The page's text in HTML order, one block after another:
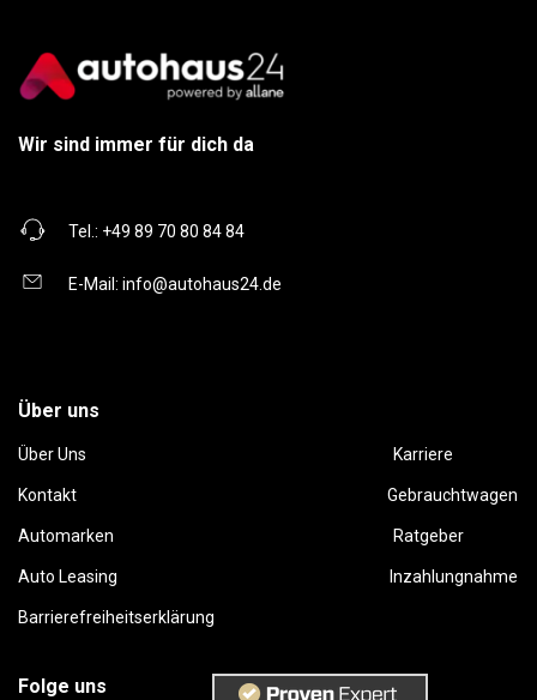
Wir sind immer für dich da
Tel.: +49 89 70 80 84 84
E-Mail: info@autohaus24.de
Über uns
Über Uns Karriere
Kontakt Gebrauchtwagen
Automarken Ratgeber
Auto Leasing Inzahlungnahme
Barrierefreiheitserklärung
Folge uns